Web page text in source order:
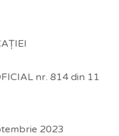
nr. 814 din 11
2023